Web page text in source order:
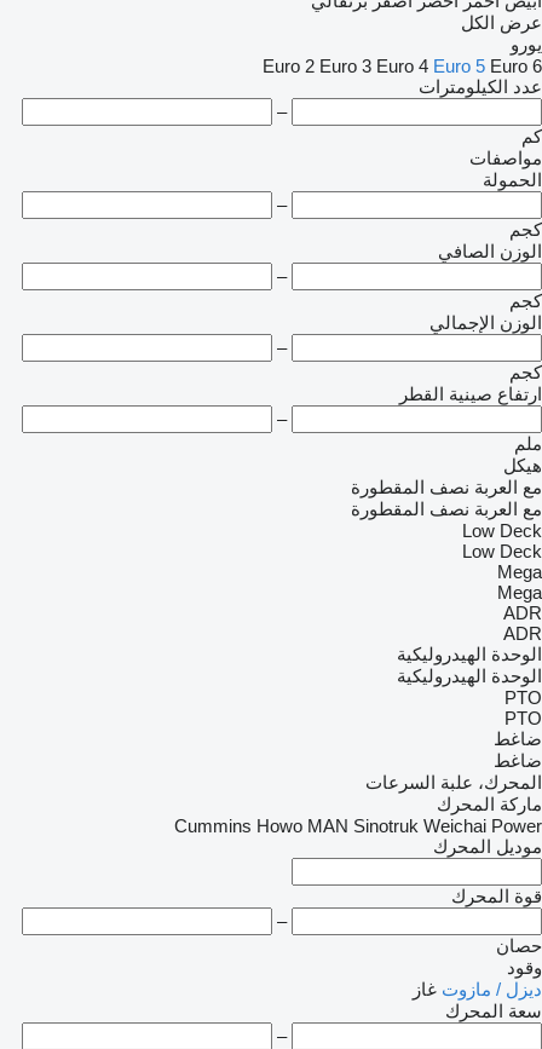
عرض الكل
يورو
Euro 2 Euro 3 Euro 4 Euro 5 Euro 6
عدد الكيلومترات
–
كم
مواصفات
الحمولة
–
كجم
الوزن الصافي
–
كجم
الوزن الإجمالي
–
كجم
ارتفاع صينية القطر
–
ملم
هيكل
مع العربة نصف المقطورة
مع العربة نصف المقطورة
Low Deck
Low Deck
Mega
Mega
ADR
ADR
الوحدة الهيدروليكية
الوحدة الهيدروليكية
PTO
PTO
ضاغط
ضاغط
المحرك، علبة السرعات
ماركة المحرك
Cummins Howo MAN Sinotruk Weichai Power
موديل المحرك
قوة المحرك
–
حصان
وقود
ديزل / مازوت غاز
سعة المحرك
–